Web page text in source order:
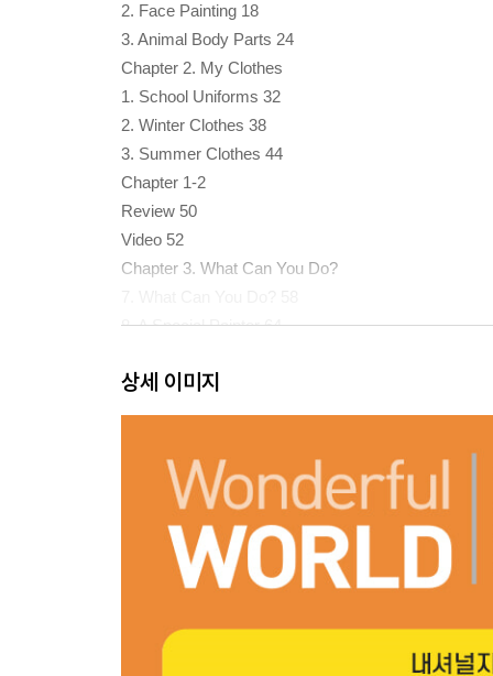
2. Face Painting 18
3. Animal Body Parts 24
Chapter 2. My Clothes
1. School Uniforms 32
2. Winter Clothes 38
3. Summer Clothes 44
Chapter 1-2
Review 50
Video 52
Chapter 3. What Can You Do?
8. A Special Painter 64
Chapter 4. Let's Play!
10. Playing Soccer 78
12. My Favorite Team 90
Chapter 3-4
Review 96
Video 98
상세 이미지